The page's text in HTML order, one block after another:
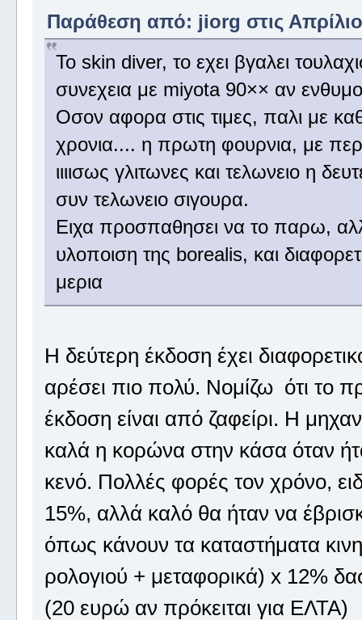
Παράθεση από: jiorg στις
Το skin diver, το εχει βγαλει
συνεχεια με miyota 90×× αν
Οσον αφορα στις τιμες, παλι με
χρονια.... η πρωτη φουρνια, με
ιιιισως γλιτωνες και τελωνειο η
συν τελωνειο σιγουρα.
Ειχα προσπαθησει να το παρω,
υλοποιση της borealis, και
μερια
Η δεύτερη έκδοση έχει
αρέσει πιο πολύ. Νομίζω ότι το
έκδοση είναι από ζαφείρι. Η
καλά η κορώνα στην κάσα όταν
κενό. Πολλές φορές τον χρόνο,
15%, αλλά καλό θα ήταν να
όπως κάνουν τα καταστήματα
ρολογιού + μεταφορικά) x 12%
(20 ευρώ αν πρόκειται για ΕΛΤΑ)